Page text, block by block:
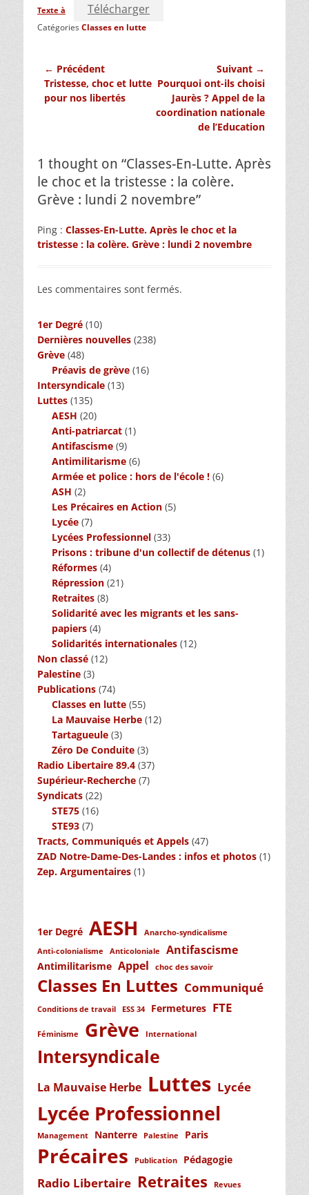
Texte à Télécharger
CatégoriesClasses en lutte
Navigation
de
l’article
← Précédent
Article
précédent :
Tristesse, choc et lutte
pour nos libertés
Suivant →
Article
suivant :
Pourquoi ont-ils choisi
Jaurès ? Appel de la
coordination nationale
de l’Education
1 thought on “Classes-En-Lutte. Après
le choc et la tristesse : la colère.
Grève : lundi 2 novembre”
Ping : Classes-En-Lutte. Après le choc et la
tristesse : la colère. Grève : lundi 2 novembre
Les commentaires sont fermés.
1er Degré (10)
Dernières nouvelles (238)
Grève (48)
Préavis de grève (16)
Intersyndicale (13)
Luttes (135)
AESH (20)
Anti-patriarcat (1)
Antifascisme (9)
Antimilitarisme (6)
Armée et police : hors de l'école ! (6)
ASH (2)
Les Précaires en Action (5)
Lycée (7)
Lycées Professionnel (33)
Prisons : tribune d'un collectif de détenus (1)
Réformes (4)
Répression (21)
Retraites (8)
Solidarité avec les migrants et les sans-
papiers (4)
Solidarités internationales (12)
Non classé (12)
Palestine (3)
Publications (74)
Classes en lutte (55)
La Mauvaise Herbe (12)
Tartagueule (3)
Zéro De Conduite (3)
Radio Libertaire 89.4 (37)
Supérieur-Recherche (7)
Syndicats (22)
STE75 (16)
STE93 (7)
Tracts, Communiqués et Appels (47)
ZAD Notre-Dame-Des-Landes : infos et photos (1)
Zep. Argumentaires (1)
1er Degré AESH
Anarcho-syndicalisme
Anti-colonialisme
Anticoloniale Antifascisme
Antimilitarisme Appel choc des savoir
Classes En Luttes Communiqué
Conditions de travail ESS 34 Fermetures FTE
Féminisme Grève International
Intersyndicale
La Mauvaise Herbe Luttes Lycée
Lycée Professionnel
Management Nanterre Palestine Paris
Précaires Publication Pédagogie
Radio Libertaire Retraites Revues